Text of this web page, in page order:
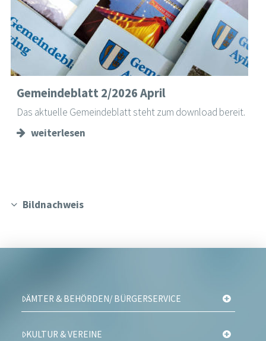
Gemeindeblatt 2/2026 April
Das aktuelle Gemeindeblatt steht zum download bereit.
weiterlesen
Bildnachweis
ÄMTER & BEHÖRDEN/ BÜRGERSERVICE
KULTUR & VEREINE